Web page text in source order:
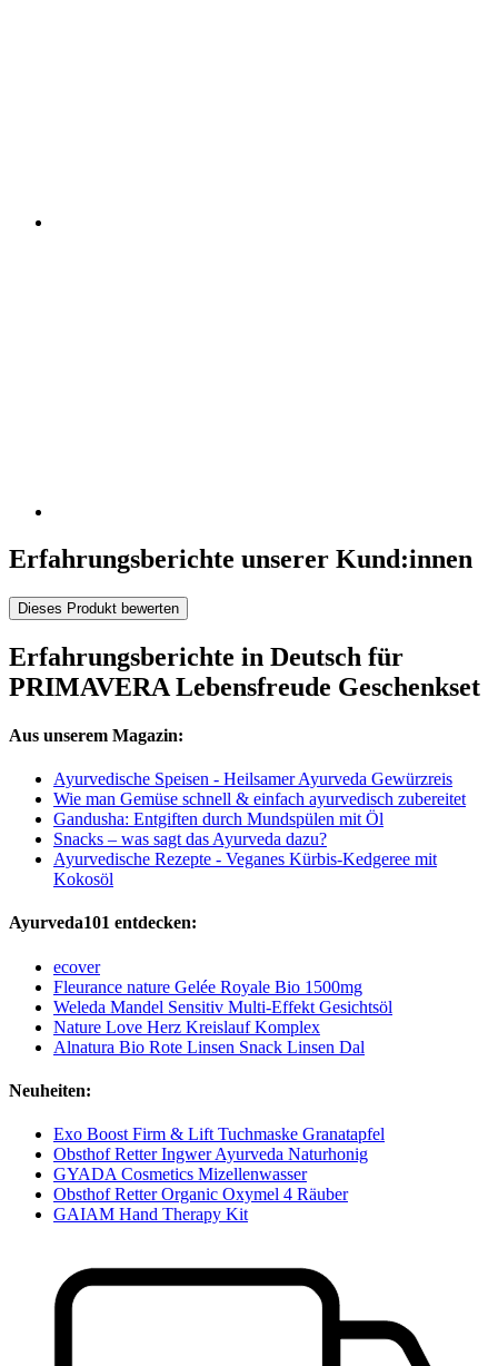
Erfahrungsberichte unserer Kund:innen
Dieses Produkt bewerten
Erfahrungsberichte in Deutsch für
PRIMAVERA Lebensfreude Geschenkset
Aus unserem Magazin:
Ayurvedische Speisen - Heilsamer Ayurveda Gewürzreis
Wie man Gemüse schnell & einfach ayurvedisch zubereitet
Gandusha: Entgiften durch Mundspülen mit Öl
Snacks – was sagt das Ayurveda dazu?
Ayurvedische Rezepte - Veganes Kürbis-Kedgeree mit
Kokosöl
Ayurveda101 entdecken:
ecover
Fleurance nature Gelée Royale Bio 1500mg
Weleda Mandel Sensitiv Multi-Effekt Gesichtsöl
Nature Love Herz Kreislauf Komplex
Alnatura Bio Rote Linsen Snack Linsen Dal
Neuheiten:
Exo Boost Firm & Lift Tuchmaske Granatapfel
Obsthof Retter Ingwer Ayurveda Naturhonig
GYADA Cosmetics Mizellenwasser
Obsthof Retter Organic Oxymel 4 Räuber
GAIAM Hand Therapy Kit